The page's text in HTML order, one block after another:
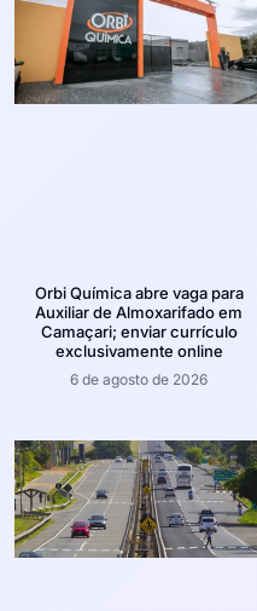
Orbi Química abre vaga para
Auxiliar de Almoxarifado em
Camaçari; enviar currículo
exclusivamente online
6 de agosto de 2026